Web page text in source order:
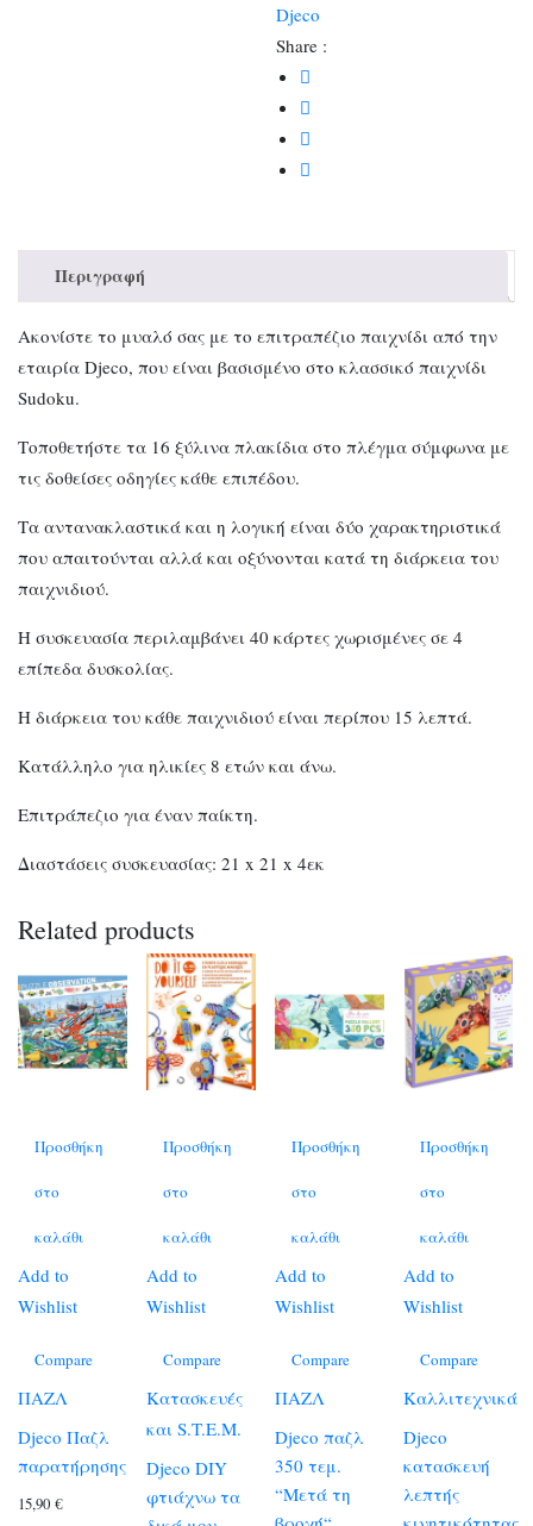
Djeco
Share :
Περιγραφή
Ακονίστε το μυαλό σας με το επιτραπέζιο παιχνίδι από την
εταιρία Djeco, που είναι βασισμένο στο κλασσικό παιχνίδι
Sudoku.
Τοποθετήστε τα 16 ξύλινα πλακίδια στο πλέγμα σύμφωνα με
τις δοθείσες οδηγίες κάθε επιπέδου.
Τα αντανακλαστικά και η λογική είναι δύο χαρακτηριστικά
που απαιτούνται αλλά και οξύνονται κατά τη διάρκεια του
παιχνιδιού.
Η συσκευασία περιλαμβάνει 40 κάρτες χωρισμένες σε 4
επίπεδα δυσκολίας.
Η διάρκεια του κάθε παιχνιδιού είναι περίπου 15 λεπτά.
Κατάλληλο για ηλικίες 8 ετών και άνω.
Επιτράπεζιο για έναν παίκτη.
Διαστάσεις συσκευασίας: 21 x 21 x 4εκ
Related products
Προσθήκη
στο
καλάθι
Add to
Wishlist
Compare
ΠΑΖΛ
Djeco Παζλ
παρατήρησης
15,90 €
Προσθήκη
στο
καλάθι
Add to
Wishlist
Compare
Κατασκευές
και S.T.E.M.
Djeco DIY
φτιάχνω τα
Προσθήκη
στο
καλάθι
Add to
Wishlist
Compare
ΠΑΖΛ
Djeco παζλ
350 τεμ.
“Μετά τη
Προσθήκη
στο
καλάθι
Add to
Wishlist
Compare
Καλλιτεχνικά
Djeco
κατασκευή
λεπτής